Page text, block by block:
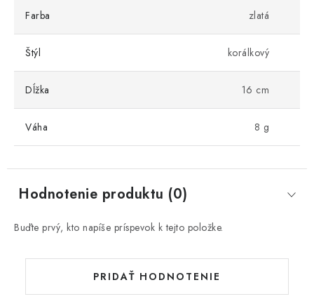
Farba zlatá
Štýl korálkový
Dĺžka 16 cm
Váha 8 g
Hodnotenie produktu (0)
Buďte prvý, kto napíše príspevok k tejto položke.
PRIDAŤ HODNOTENIE